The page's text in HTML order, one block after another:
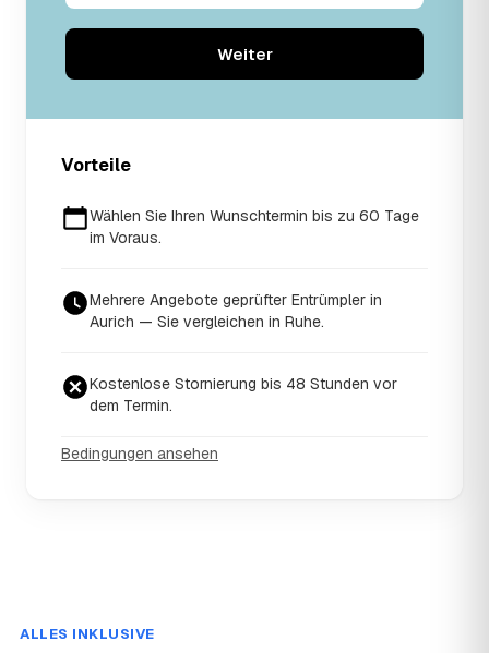
Weiter
Vorteile
Wählen Sie Ihren Wunschtermin bis zu 60 Tage
im Voraus.
Mehrere Angebote geprüfter Entrümpler in
Aurich — Sie vergleichen in Ruhe.
Kostenlose Stornierung bis 48 Stunden vor
dem Termin.
Bedingungen ansehen
ALLES INKLUSIVE